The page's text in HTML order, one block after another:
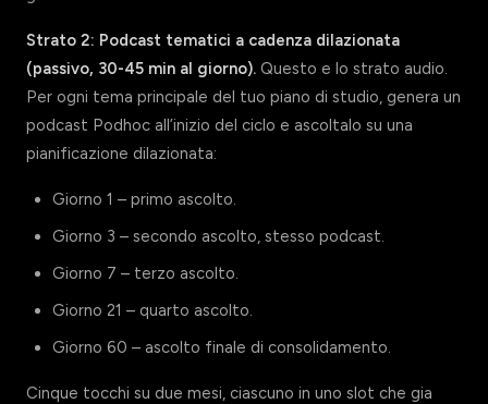
Strato 2: Podcast tematici a cadenza dilazionata
(passivo, 30-45 min al giorno). Questo e lo strato audio.
Per ogni tema principale del tuo piano di studio, genera un
podcast Podhoc all’inizio del ciclo e ascoltalo su una
pianificazione dilazionata:
Giorno 1 – primo ascolto.
Giorno 3 – secondo ascolto, stesso podcast.
Giorno 7 – terzo ascolto.
Giorno 21 – quarto ascolto.
Giorno 60 – ascolto finale di consolidamento.
Cinque tocchi su due mesi, ciascuno in uno slot che gia